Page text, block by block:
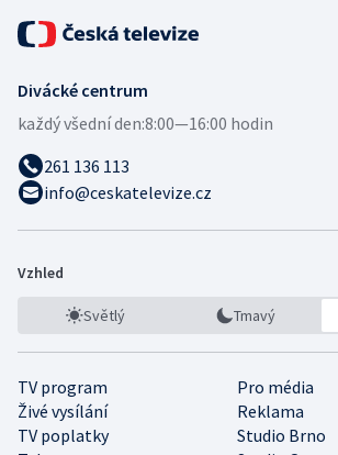
Divácké centrum
každý všední den:8:00—16:00 hodin
261 136 113
info@ceskatelevize.cz
Vzhled
Světlý Tmavý
TV program
Pro média
Živé vysílání
Reklama
TV poplatky
Studio Brno